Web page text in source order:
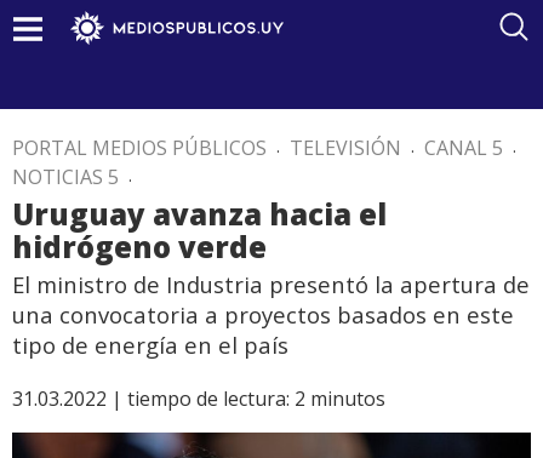
PORTAL MEDIOS PÚBLICOS . TELEVISIÓN . CANAL 5 .
NOTICIAS 5 .
Uruguay avanza hacia el
hidrógeno verde
El ministro de Industria presentó la apertura de
una convocatoria a proyectos basados en este
tipo de energía en el país
31.03.2022 | tiempo de lectura: 2 minutos